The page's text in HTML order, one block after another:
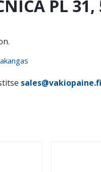
PL 31,
sales@vakiopaine.fi